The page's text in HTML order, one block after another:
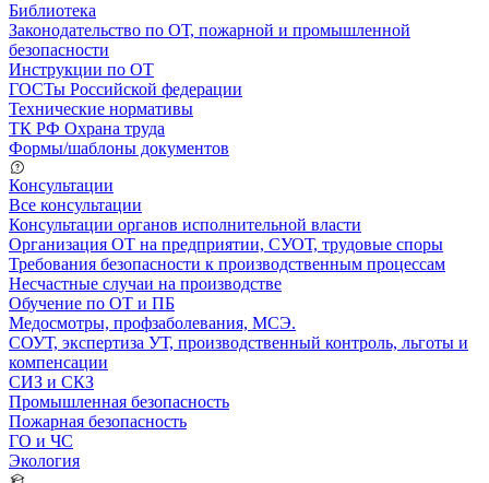
Библиотека
Законодательство по ОТ, пожарной и промышленной
безопасности
Инструкции по ОТ
ГОСТы Российской федерации
Технические нормативы
ТК РФ Охрана труда
Формы/шаблоны документов
Консультации
Все консультации
Консультации органов исполнительной власти
Организация ОТ на предприятии, СУОТ, трудовые споры
Требования безопасности к производственным процессам
Несчастные случаи на производстве
Обучение по ОТ и ПБ
Медосмотры, профзаболевания, МСЭ.
СОУТ, экспертиза УТ, производственный контроль, льготы и
компенсации
СИЗ и СКЗ
Промышленная безопасность
Пожарная безопасность
ГО и ЧС
Экология